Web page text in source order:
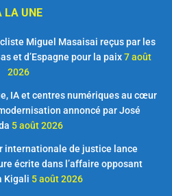
LA UNE
Miguel Masaisai reçus par les
et d’Espagne pour la paix7 août
2026
IA et centres numériques au cœur
annoncé par José
5 août 2026
internationale de justice lance
écrite dans l’affaire opposant
Kigali 5 août 2026